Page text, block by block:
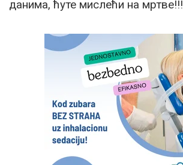
данима, ћуте мислећи на мртве!!!